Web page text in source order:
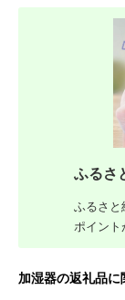
ふるさ
ふるさと
ポイント
加湿器の返礼品に